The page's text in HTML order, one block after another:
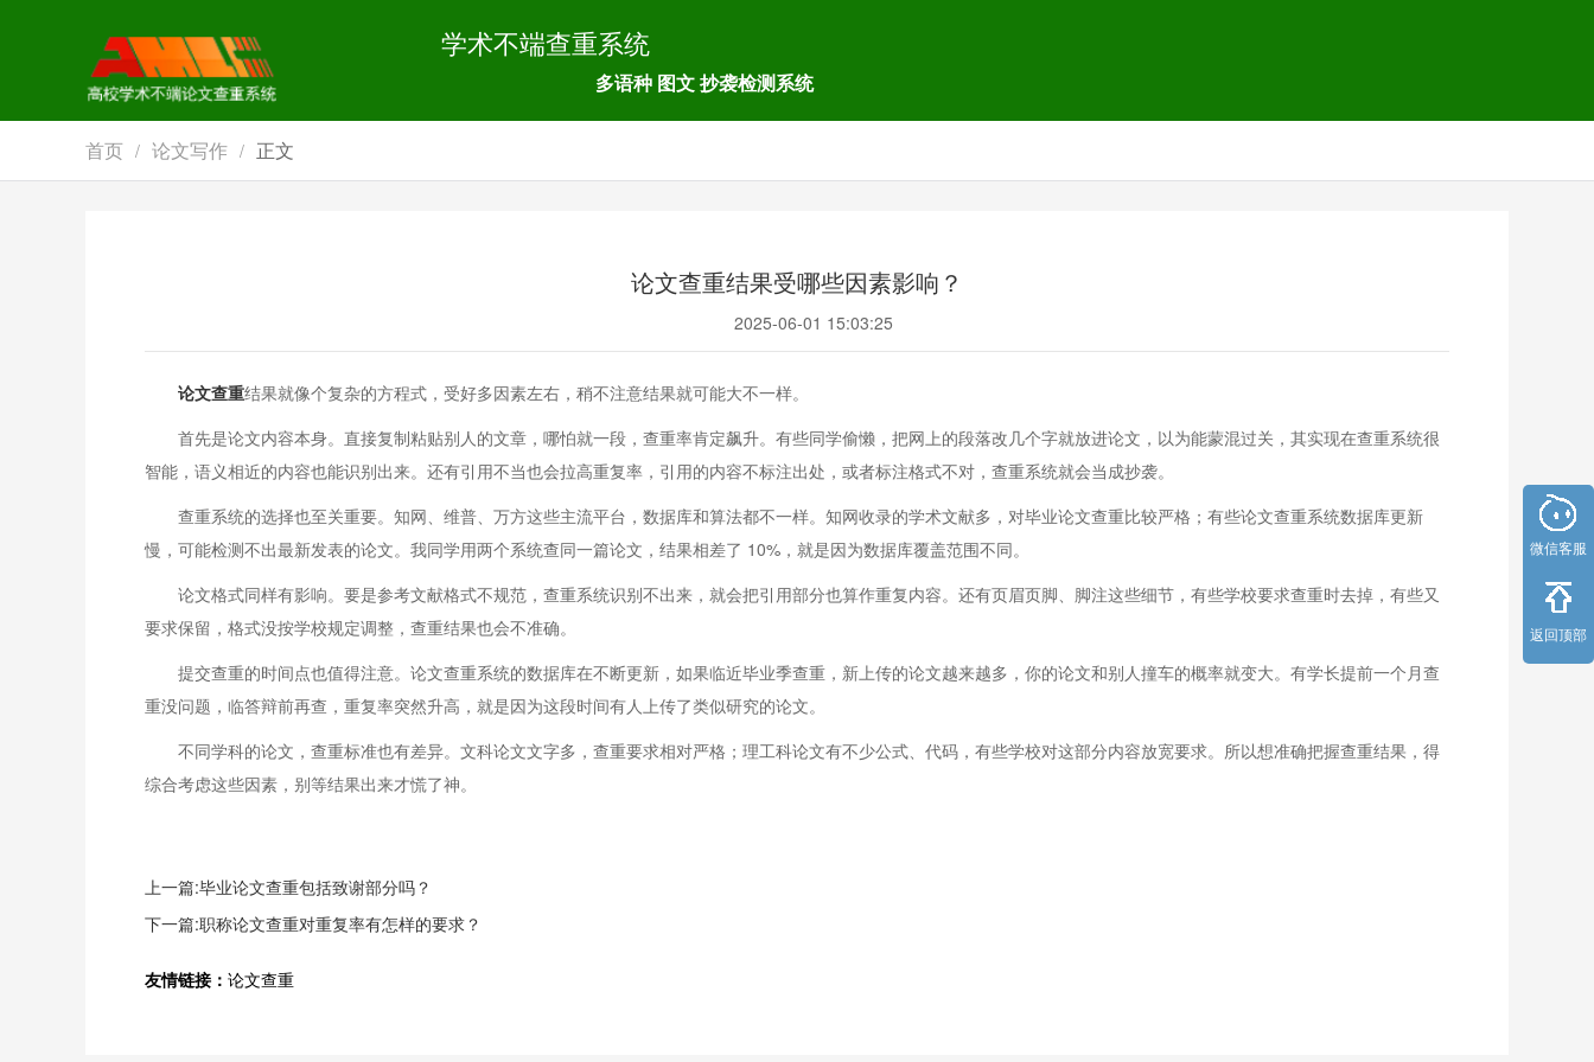
学术不端查重系统
多语种 图文 抄袭检测系统
首页 / 论文写作 / 正文
论文查重结果受哪些因素影响？
2025-06-01 15:03:25
论文查重结果就像个复杂的方程式，受好多因素左右，稍不注意结果就可能大不一样。
首先是论文内容本身。直接复制粘贴别人的文章，哪怕就一段，查重率肯定飙升。有些同学偷懒，把网上的段落改几个字就放进论文，以为能蒙混过关，其实现在查重系统很
智能，语义相近的内容也能识别出来。还有引用不当也会拉高重复率，引用的内容不标注出处，或者标注格式不对，查重系统就会当成抄袭。
查重系统的选择也至关重要。知网、维普、万方这些主流平台，数据库和算法都不一样。知网收录的学术文献多，对毕业论文查重比较严格；有些论文查重系统数据库更新
慢，可能检测不出最新发表的论文。我同学用两个系统查同一篇论文，结果相差了 10%，就是因为数据库覆盖范围不同。
论文格式同样有影响。要是参考文献格式不规范，查重系统识别不出来，就会把引用部分也算作重复内容。还有页眉页脚、脚注这些细节，有些学校要求查重时去掉，有些又
要求保留，格式没按学校规定调整，查重结果也会不准确。
提交查重的时间点也值得注意。论文查重系统的数据库在不断更新，如果临近毕业季查重，新上传的论文越来越多，你的论文和别人撞车的概率就变大。有学长提前一个月查
重没问题，临答辩前再查，重复率突然升高，就是因为这段时间有人上传了类似研究的论文。
不同学科的论文，查重标准也有差异。文科论文文字多，查重要求相对严格；理工科论文有不少公式、代码，有些学校对这部分内容放宽要求。所以想准确把握查重结果，得
综合考虑这些因素，别等结果出来才慌了神。
上一篇:毕业论文查重包括致谢部分吗？
下一篇:职称论文查重对重复率有怎样的要求？
友情链接： 论文查重
微信客服
返回顶部